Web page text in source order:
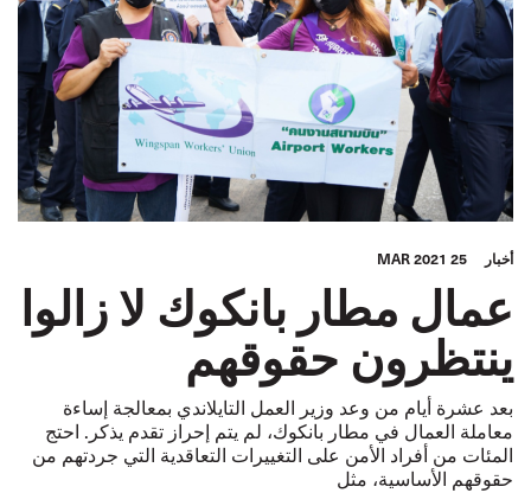
أخبار 25 MAR 2021
عمال مطار بانكوك لا زالوا
ينتظرون حقوقهم
بعد عشرة أيام من وعد وزير العمل التايلاندي بمعالجة إساءة
معاملة العمال في مطار بانكوك، لم يتم إحراز تقدم يذكر. احتج
المئات من أفراد الأمن على التغييرات التعاقدية التي جردتهم من
حقوقهم الأساسية، مثل